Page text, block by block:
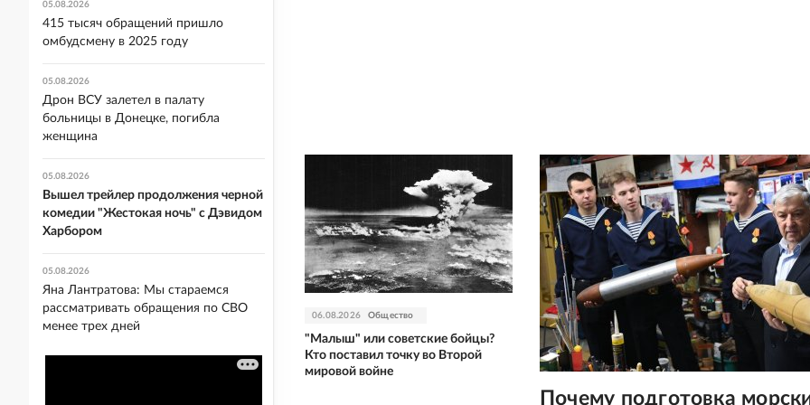
Почему подготовка
06.08.2026 Общество
"Малыш" или советские бойцы?
Кто поставил точку во Второй
мировой войне
05.08.2026
415 тысяч обращений пришло
омбудсмену в 2025 году
05.08.2026
Дрон ВСУ залетел в палату
больницы в Донецке, погибла
женщина
05.08.2026
Вышел трейлер продолжения черной
комедии "Жестокая ночь" с Дэвидом
Харбором
05.08.2026
Яна Лантратова: Мы стараемся
рассматривать обращения по СВО
менее трех дней